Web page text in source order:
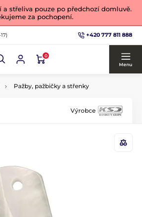
a střeliva pouze po předchozí domluvě.
za pochopení.
+420 777 811 888
0
Menu
Pažby, pažbičky a střenky
Výrobce